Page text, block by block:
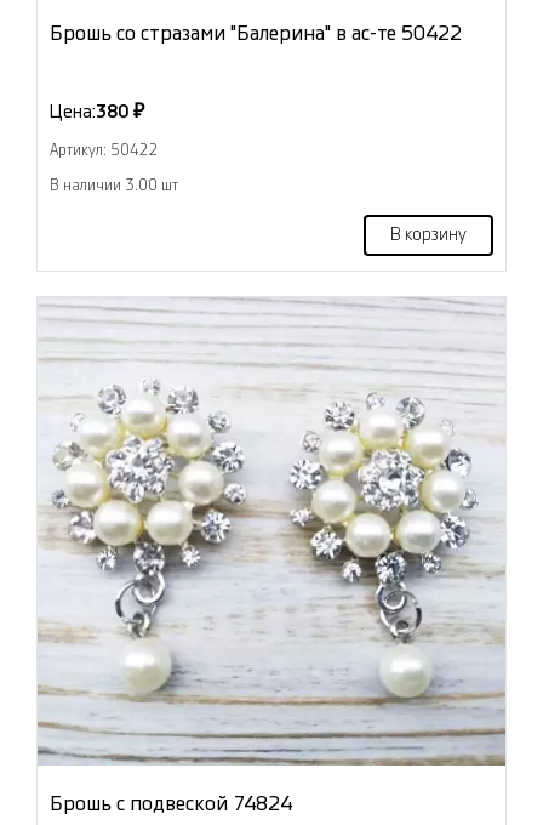
Брошь со стразами "Балерина" в ас-те 50422
Цена:380 ₽
Артикул: 50422
В наличии 3.00 шт
В корзину
Брошь с подвеской 74824